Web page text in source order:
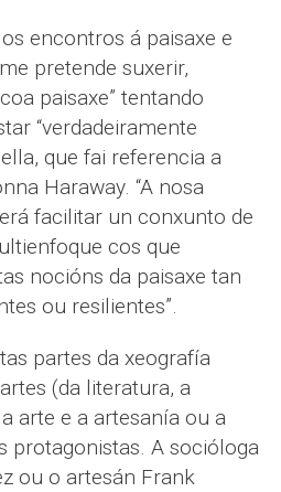
encontros á paisaxe e
pretende suxerir,
paisaxe” tentando
“verdadeiramente
que fai referencia a
Haraway. “A nosa
facilitar un conxunto de
cos que
nocións da paisaxe tan
ou resilientes”.
partes da xeografía
(da literatura, a
arte e a artesanía ou a
protagonistas. A socióloga
ou o artesán Frank